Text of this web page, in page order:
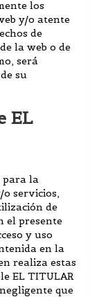
los
y/o atente
de
la web o de
será
su
EL
para la
servicios,
de
el presente
y uso
en la
realiza estas
EL TITULAR
que